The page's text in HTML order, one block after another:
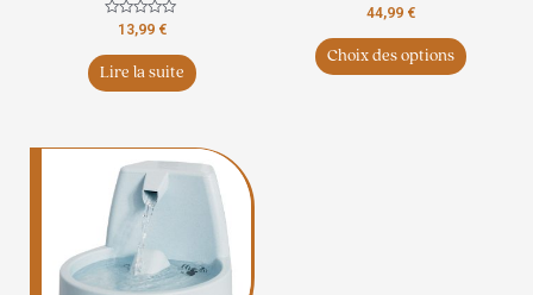
Note
sur
5
13,99 €
Lire la suite
Note
sur
5
44,99 €
Choix des options
page